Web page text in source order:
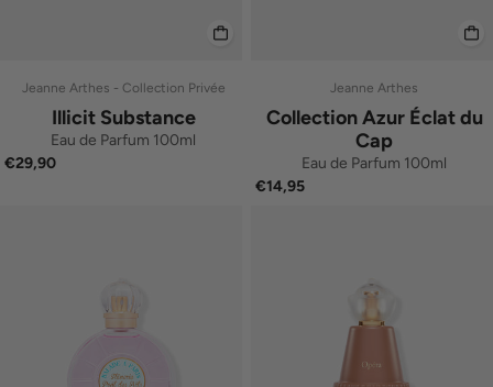
Jeanne Arthes - Collection Privée
Illicit Substance
Eau de Parfum 100ml
€29,90
Jeanne Arthes
Collection Azur Éclat du
Cap
Eau de Parfum 100ml
€14,95